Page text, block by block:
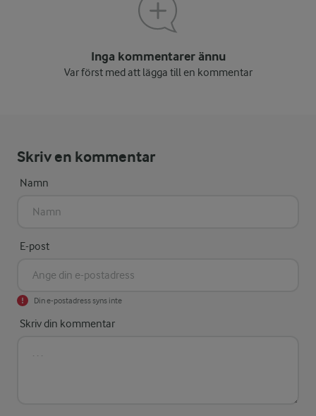
Inga kommentarer ännu
Var först med att lägga till en kommentar
Skriv en kommentar
Namn
E-post
Din e-postadress syns inte
Skriv din kommentar